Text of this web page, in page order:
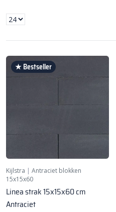
★ Bestseller
Kijlstra | Antraciet blokken
15x15x60
Linea strak 15x15x60 cm
Antraciet